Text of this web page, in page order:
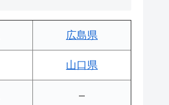
広島県
山口県
–